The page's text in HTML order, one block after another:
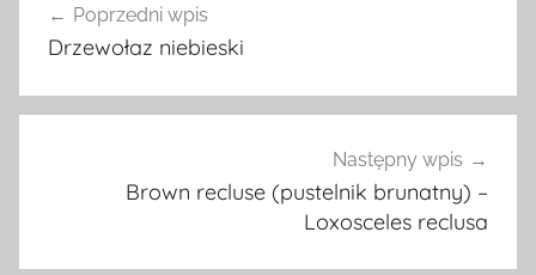
wpisu
Poprzedni wpis
Drzewołaz niebieski
Następny wpis
Brown recluse (pustelnik brunatny) –
Loxosceles reclusa